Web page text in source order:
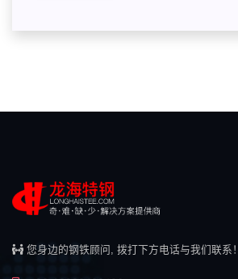
您身边的钢铁顾问, 拨打下方电话与我们联系！